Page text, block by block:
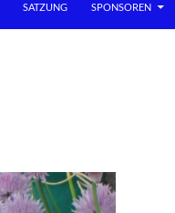
SATZUNG SPONSOREN